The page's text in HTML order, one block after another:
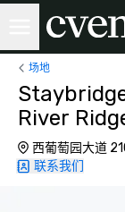
场地
River
西葡萄园大道
联系我们